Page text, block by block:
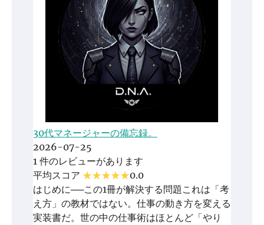
30代マネージャーの備忘録。
2026-07-25
1 件のレビューがあります
平均スコア
0.0
はじめに──この1冊が解決する問題これは「考
え方」の教材ではない。仕事の動き方を変える
実装書だ。世の中の仕事術はほとんど「やり